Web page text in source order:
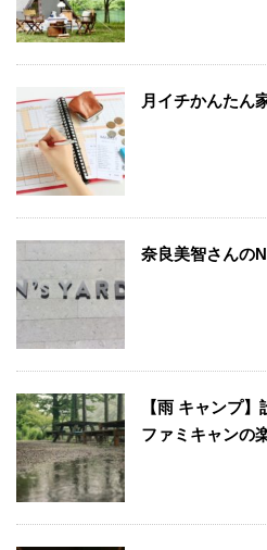
月イチかんたん
奈良美智さんの
【雨 キャンプ
ファミキャンの